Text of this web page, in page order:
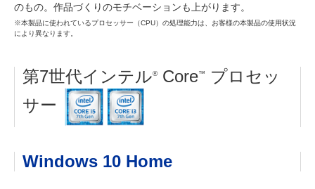
のもの。作品づくりのモチベーションも上がります。
※本製品に使われているプロセッサー（CPU）の処理能力は、お客様の本製品の使用状況
により異なります。
第7世代インテル®Core™
プロセッ
サー
Windows 10 Home